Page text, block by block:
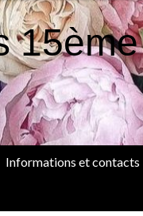
15ème
Informations et contacts